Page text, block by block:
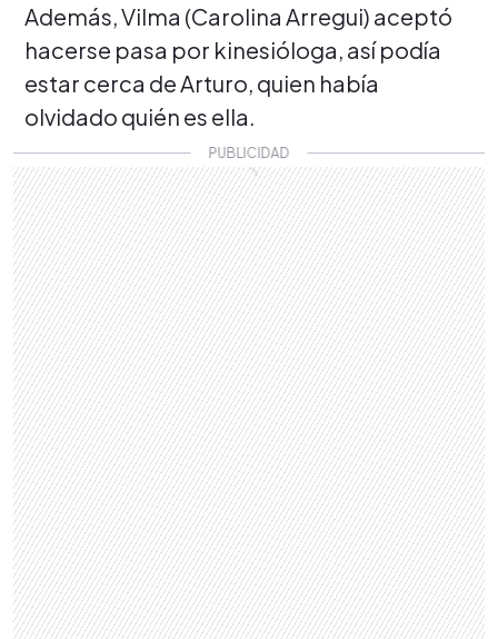
Además, Vilma (Carolina Arregui) aceptó
hacerse pasa por kinesióloga, así podía
estar cerca de Arturo, quien había
olvidado quién es ella.